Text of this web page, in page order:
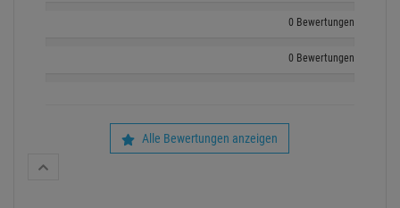
0 Bewertungen
0 Bewertungen
Alle Bewertungen anzeigen